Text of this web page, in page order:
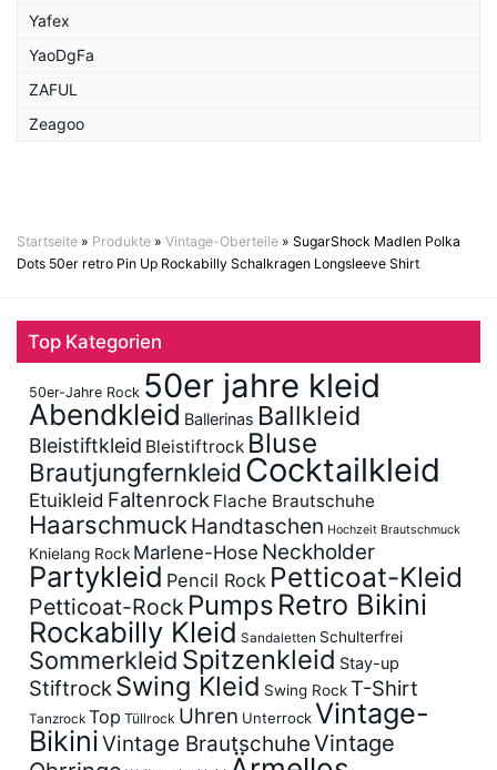
Yafex
YaoDgFa
ZAFUL
Zeagoo
Startseite » Produkte » Vintage-Oberteile » SugarShock Madlen Polka
Dots 50er retro Pin Up Rockabilly Schalkragen Longsleeve Shirt
Top Kategorien
50er-Jahre Rock 50er jahre kleid
Abendkleid Ballerinas Ballkleid
Bleistiftkleid Bleistiftrock Bluse
Brautjungfernkleid Cocktailkleid
Etuikleid Faltenrock Flache Brautschuhe
Haarschmuck Handtaschen Hochzeit Brautschmuck
Knielang Rock Marlene-Hose Neckholder
Partykleid Pencil Rock Petticoat-Kleid
Petticoat-Rock Pumps Retro Bikini
Rockabilly Kleid Sandaletten Schulterfrei
Sommerkleid Spitzenkleid Stay-up
Stiftrock Swing Kleid Swing RockT-Shirt
Tanzrock Top Tüllrock Uhren UnterrockVintage-
BikiniVintage BrautschuheVintage